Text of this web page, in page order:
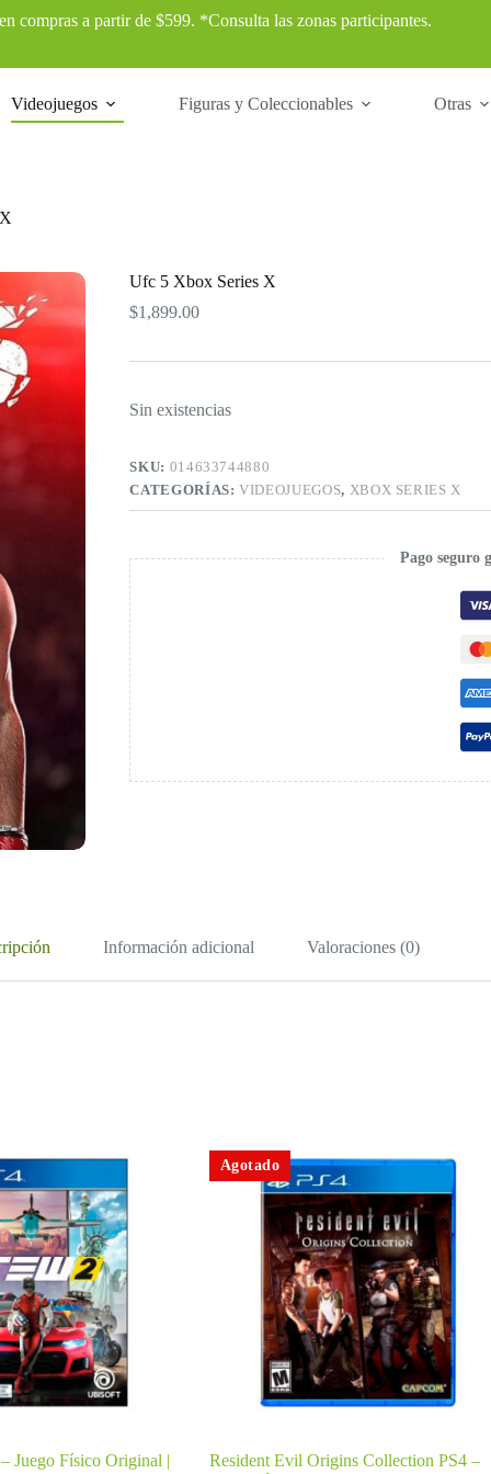
compras a partir de $599. *Consulta las zonas participantes.
Videojuegos Figuras y Coleccionables Otras
Ufc 5 Xbox Series X
$1,899.00
Sin existencias
SKU: 014633744880
CATEGORÍAS:VIDEOJUEGOS, XBOX SERIES X
Pago seguro
Información adicional Valoraciones (0)
Juego Físico Original |
Agotado
Resident Evil Origins Collection PS4 –